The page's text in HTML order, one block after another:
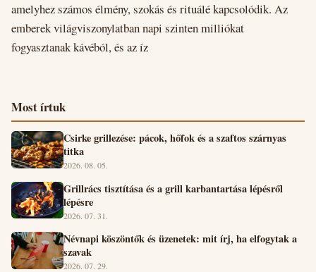
amelyhez számos élmény, szokás és rituálé kapcsolódik. Az
emberek világviszonylatban napi szinten milliókat
fogyasztanak kávéból, és az íz
Most írtuk
Csirke grillezése: pácok, hőfok és a szaftos szárnyas
titka
2026. 08. 05.
Grillrács tisztítása és a grill karbantartása lépésről
lépésre
2026. 07. 31.
Névnapi köszöntők és üzenetek: mit írj, ha elfogytak a
szavak
2026. 07. 29.